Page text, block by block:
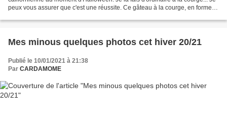
peux vous assurer que c'est une réussite. Ce gâteau à la courge, en forme
Mes minous quelques photos cet hiver 20/21
Publié le 10/01/2021 à 21:38
Par CARDAMOME